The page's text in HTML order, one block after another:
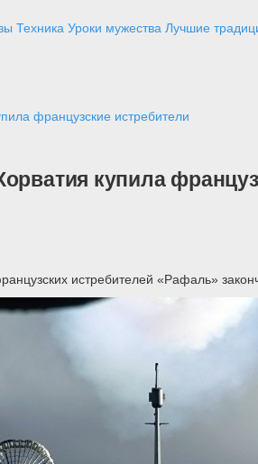
Техника Уроки мужества Лучшие
французские истребители
купила
истребителей «Рафаль»